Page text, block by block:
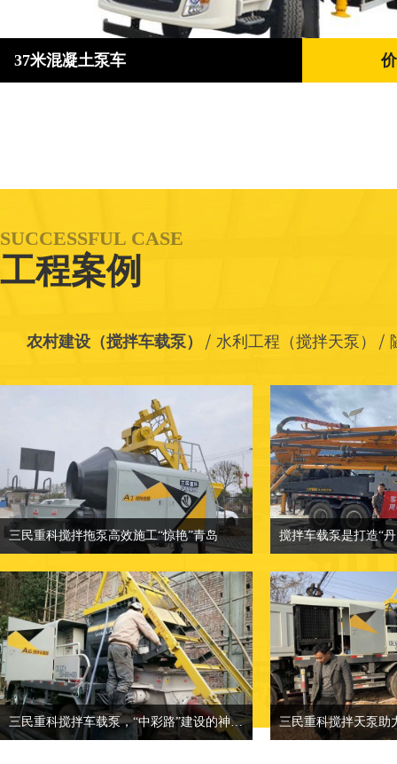
37米混凝土泵车
SUCCESSFUL CASE
工程案例
农村建设（搅拌车载泵） 水利工程（搅拌天泵）
三民重科搅拌拖泵高效施工“惊艳”青岛
三民重科搅拌拖泵高效施工“惊艳”青岛
相关介绍：小型混凝土泵车-混凝土输送
泵厂家
价格面议：小型混凝土泵车价格
地点：客户产品案例分类
相关介绍：小型混
价格面议：也可来
地点：客户产品案
三民重科搅拌车载泵，“中彩路”建设的神秘武器 三民重科搅拌天泵助